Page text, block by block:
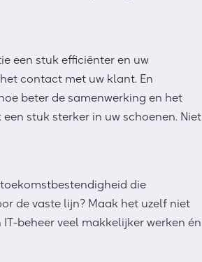
ie een stuk efficiënteren uw
contact met uw klant. En
beter de samenwerking en het
stuk sterker in uw schoenen. Niet
die
de vaste lijn? Maak het uzelf niet
beheerveelmakkelijker werken én